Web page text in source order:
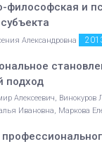
философская и
Александровна
подход
Алексеевич, Винокуров
Ивановна, Маркова